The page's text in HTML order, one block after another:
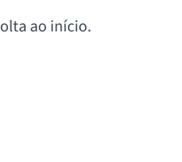
ao início.